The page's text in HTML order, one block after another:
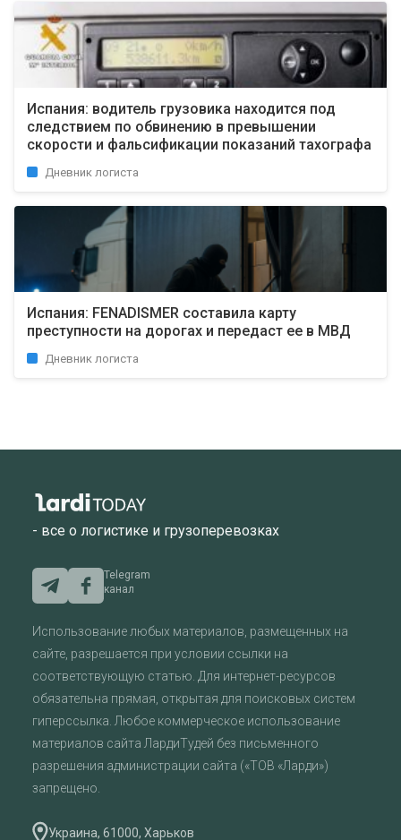
Испания: водитель грузовика находится под
следствием по обвинению в превышении
скорости и фальсификации показаний тахографа
Дневник логиста
Испания: FENADISMER составила карту
преступности на дорогах и передаст ее в МВД
Дневник логиста
- все о логистике и грузоперевозках
Telegram
канал
Использование любых материалов, размещенных на
сайте, разрешается при условии ссылки на
соответствующую статью. Для интернет-ресурсов
обязательна прямая, открытая для поисковых систем
гиперссылка. Любое коммерческое использование
материалов сайта ЛардиТудей без письменного
разрешения администрации сайта («ТОВ «Ларди»)
запрещено.
Украина, 61000, Харьков